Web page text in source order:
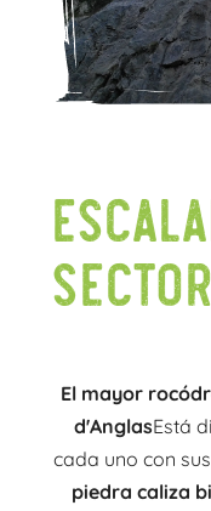
El mayor
d'AnglasEstá
cada uno con
piedra caliza